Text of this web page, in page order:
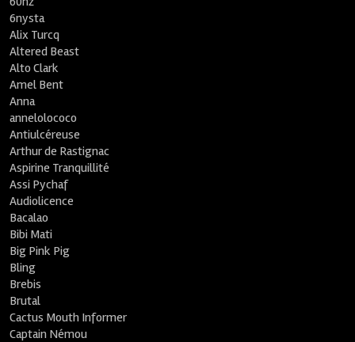
6nysta
Alix Turcq
Altered Beast
Alto Clark
Amel Bent
Anna
annelolococo
Antiulcéreuse
Arthur de Rastignac
Aspirine Tranquillité
Assi Pychaf
Audiolicence
Bacalao
Bibi Mati
Big Pink Pig
Bling
Brebis
Brutal
Cactus Mouth Informer
Captain Némou